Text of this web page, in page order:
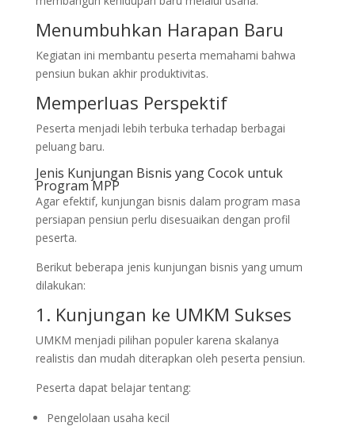
Menumbuhkan Harapan Baru
Kegiatan ini membantu peserta memahami bahwa
pensiun bukan akhir produktivitas.
Memperluas Perspektif
Peserta menjadi lebih terbuka terhadap berbagai
peluang baru.
Jenis Kunjungan Bisnis yang Cocok untuk
Program MPP
Agar efektif, kunjungan bisnis dalam program masa
persiapan pensiun perlu disesuaikan dengan profil
peserta.
Berikut beberapa jenis kunjungan bisnis yang umum
dilakukan:
1. Kunjungan ke UMKM Sukses
UMKM menjadi pilihan populer karena skalanya
realistis dan mudah diterapkan oleh peserta pensiun.
Peserta dapat belajar tentang:
Pengelolaan usaha kecil